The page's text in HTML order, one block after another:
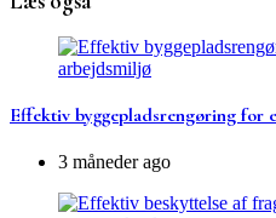
Effektiv byggepladsrengøring for
3 måneder ago